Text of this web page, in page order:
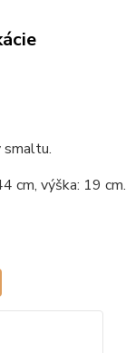
cm, výška: 19 cm.